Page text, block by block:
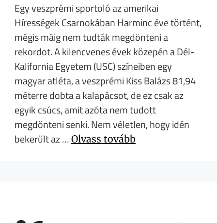
Egy veszprémi sportoló az amerikai
Hírességek Csarnokában Harminc éve történt,
mégis máig nem tudták megdönteni a
rekordot. A kilencvenes évek közepén a Dél-
Kalifornia Egyetem (USC) színeiben egy
magyar atléta, a veszprémi Kiss Balázs 81,94
méterre dobta a kalapácsot, de ez csak az
egyik csúcs, amit azóta nem tudott
megdönteni senki. Nem véletlen, hogy idén
bekerült az … Olvass tovább